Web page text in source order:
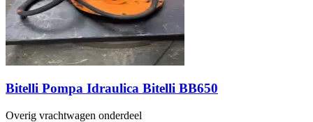
Bitelli Pompa Idraulica Bitelli BB650
Overig vrachtwagen onderdeel